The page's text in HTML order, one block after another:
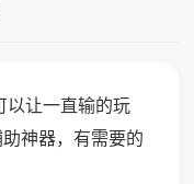
以让一直输的玩
神器，有需要的